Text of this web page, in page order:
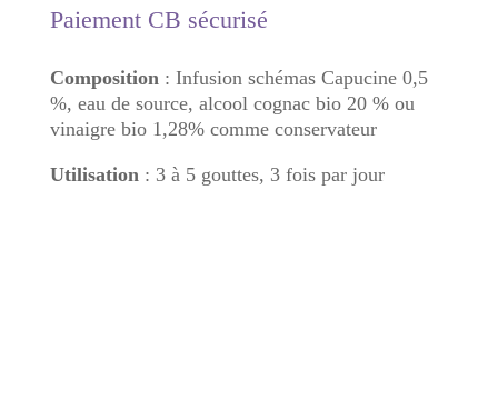
Paiement CB sécurisé
Composition : Infusion schémas Capucine 0,5
%, eau de source, alcool cognac bio 20 % ou
vinaigre bio 1,28% comme conservateur
Utilisation : 3 à 5 gouttes, 3 fois par jour